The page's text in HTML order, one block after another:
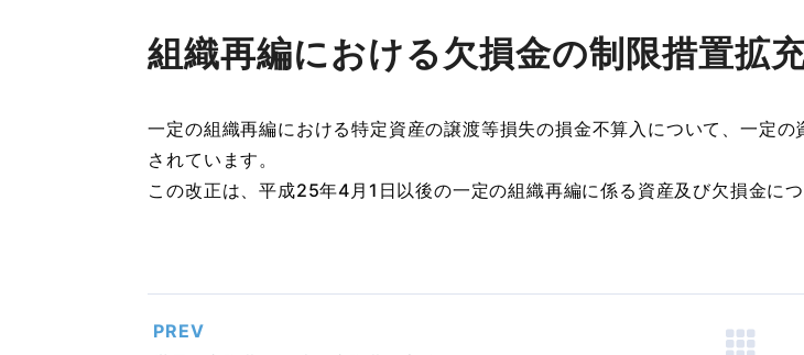
組織再編における欠損金の制限措置拡
一定の組織再編における特定資産の譲渡等損失の損金不算入について、一定
されています。
この改正は、平成25年4月1日以後の一定の組織再編に係る資産及び欠損金につ
PREV